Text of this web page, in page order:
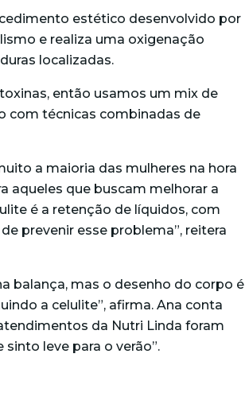
estético desenvolvido por
e realiza uma oxigenação
localizadas.
então usamos um mix de
com técnicas combinadas de
a maioria das mulheres na hora
aqueles que buscam melhorar a
é a retenção de líquidos, com
prevenir esse problema”, reitera
balança, mas o desenho do corpo é
a celulite”, afirma. Ana conta
da Nutri Linda foram
leve para o verão”.